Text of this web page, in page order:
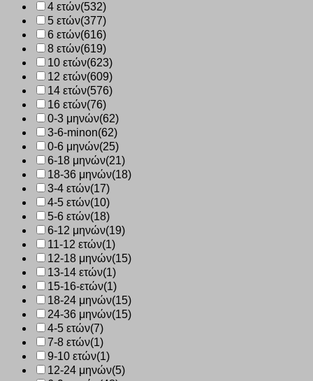
4 ετών(532)
5 ετών(377)
6 ετών(616)
8 ετών(619)
10 ετών(623)
12 ετών(609)
14 ετών(576)
16 ετών(76)
0-3 μηνών(62)
3-6-minon(62)
0-6 μηνών(25)
6-18 μηνών(21)
18-36 μηνών(18)
3-4 ετών(17)
4-5 ετών(10)
5-6 ετών(18)
6-12 μηνών(19)
11-12 ετών(1)
12-18 μηνών(15)
13-14 ετών(1)
15-16-ετών(1)
18-24 μηνών(15)
24-36 μηνών(15)
4-5 ετών(7)
7-8 ετών(1)
9-10 ετών(1)
12-24 μηνών(5)